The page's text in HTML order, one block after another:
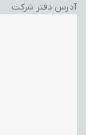
آدرس دفتر شرکت